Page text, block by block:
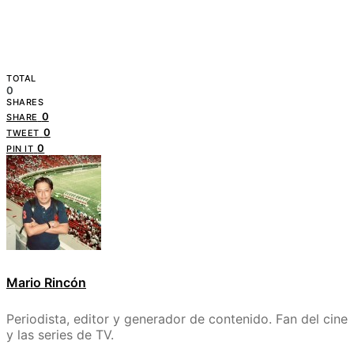
TOTAL
0
SHARES
SHARE 0
TWEET 0
PIN IT 0
Mario Rincón
Periodista, editor y generador de contenido. Fan del cine
y las series de TV.